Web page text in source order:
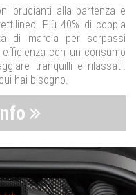
brucianti alla partenza e
Più 40% di coppia
di marcia per sorpassi
con un consumo
tranquilli e rilassati.
hai bisogno.